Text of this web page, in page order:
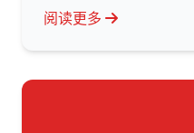
阅读更多